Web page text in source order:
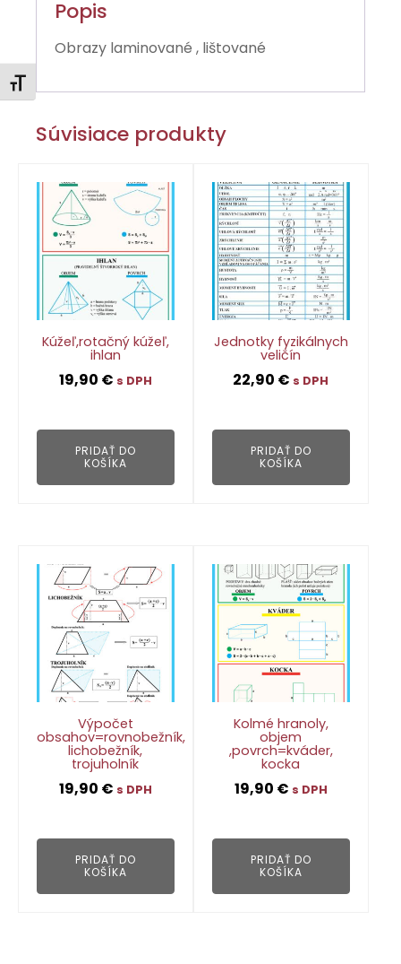
Zmeniť veľkosť písma
Popis
Obrazy laminované , lištované
Súvisiace produkty
Kúžeľ,rotačný kúžeľ,
ihlan
19,90 € s DPH
PRIDAŤ DO
KOŠÍKA
Jednotky fyzikálnych
veličín
22,90 € s DPH
PRIDAŤ DO
KOŠÍKA
Výpočet
obsahov=rovnobežník,
lichobežník,
trojuholník
19,90 € s DPH
PRIDAŤ DO
KOŠÍKA
Kolmé hranoly,
objem
,povrch=kváder,
kocka
19,90 € s DPH
PRIDAŤ DO
KOŠÍKA